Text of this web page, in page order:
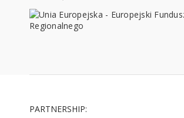
PARTNERSHIP: